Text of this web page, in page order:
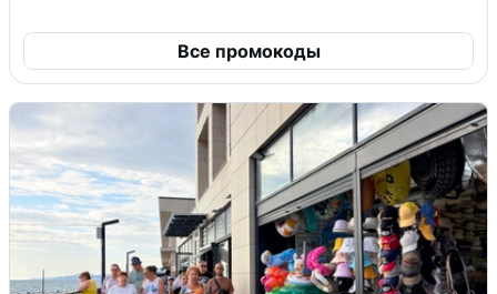
Все промокоды